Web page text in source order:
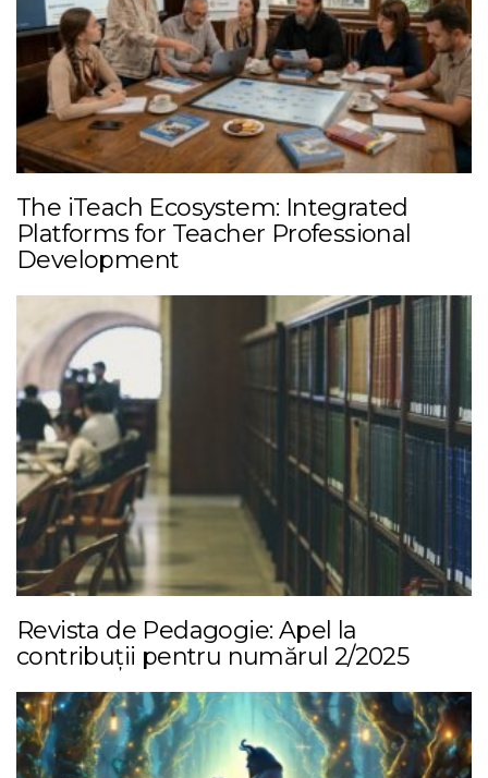
The iTeach Ecosystem: Integrated
Platforms for Teacher Professional
Development
Revista de Pedagogie: Apel la
contribuții pentru numărul 2/2025